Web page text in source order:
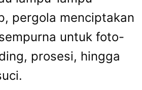
pergola menciptakan
untuk foto-
prosesi, hingga